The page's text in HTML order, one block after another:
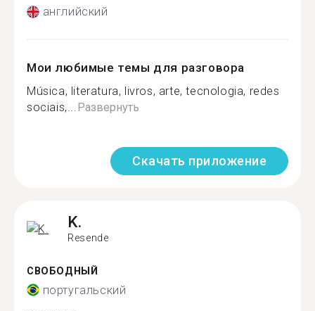
английский
Мои любимые темы для разговора
Música, literatura, livros, arte, tecnologia, redes
sociais,...Развернуть
Скачать приложение
K.
Resende
СВОБОДНЫЙ
португальский